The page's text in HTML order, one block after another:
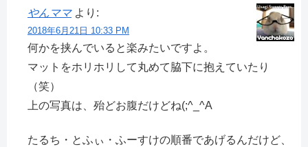
やんママ より:
2018年6月21日 10:33 PM
何かを挟んでいると楽みたいですよ。
マットをホリホリして丸めて脇下に抱えていたり
（笑）
上の写真は、殆どお腹だけどね(;^_^A
たるち・とふぃ・ふーすけの順番であげるんだけど、